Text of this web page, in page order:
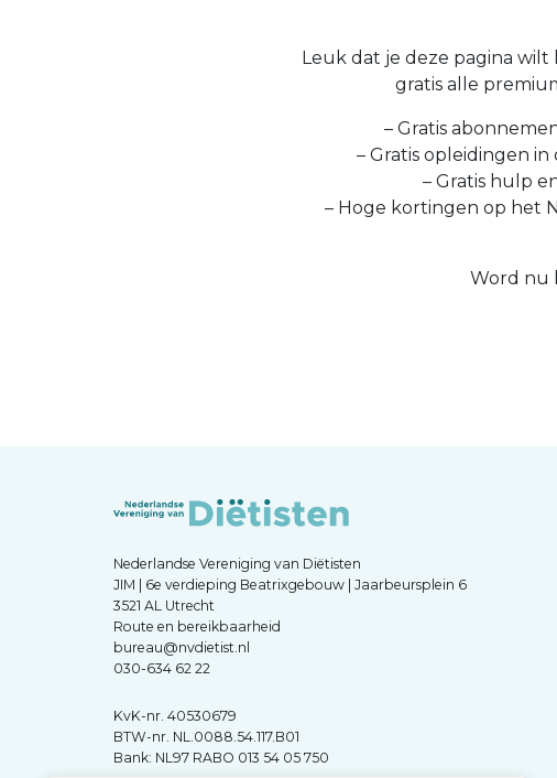
Leuk dat je deze pagina wilt
gratis alle
– Gratis
– Gratis opleidingen
– Gratis hulp
– Hoge kortingen op het
Word nu
Nederlandse Vereniging van Diëtisten
JIM | 6e verdieping Beatrixgebouw | Jaarbeursplein 6
3521 AL Utrecht
Route en bereikbaarheid
bureau@nvdietist.nl
030-634 62 22
KvK-nr. 40530679
BTW-nr. NL.0088.54.117.B01
Bank: NL97 RABO 013 54 05 750